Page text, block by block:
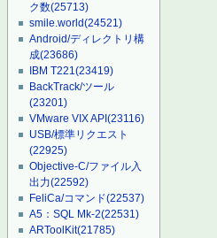
ク数(25713)
smile.world(24521)
Android/ディレクトリ構
成(23686)
IBM T221(23419)
BackTrack/ツール
(23201)
VMware VIX API(23116)
USB/標準リクエスト
(22925)
Objective-C/ファイル入
出力(22592)
FeliCa/コマンド(22537)
A5：SQL Mk-2(22531)
ARToolKit(21785)